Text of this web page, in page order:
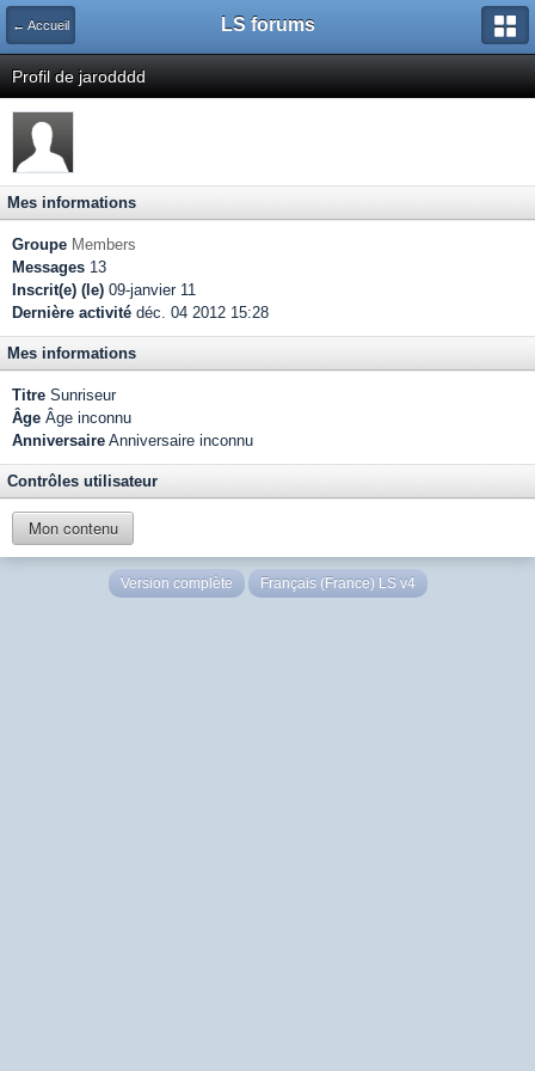
← Accueil LS forums
Profil de jarodddd
Mes informations
Groupe Members
Messages 13
Inscrit(e) (le) 09-janvier 11
Dernière activité déc. 04 2012 15:28
Mes informations
Titre Sunriseur
Âge Âge inconnu
Anniversaire Anniversaire inconnu
Contrôles utilisateur
Mon contenu
Version complète Français (France) LS v4